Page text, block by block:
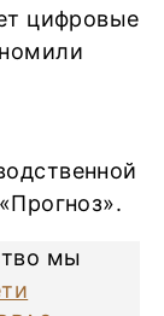
цифровые
мы